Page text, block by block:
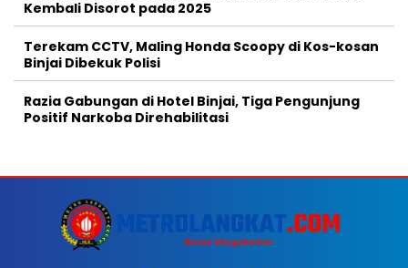
Kembali Disorot pada 2025
Terekam CCTV, Maling Honda Scoopy di Kos-kosan
Binjai Dibekuk Polisi
Razia Gabungan di Hotel Binjai, Tiga Pengunjung
Positif Narkoba Direhabilitasi